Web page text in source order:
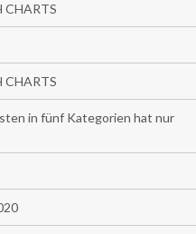
CHARTS
CHARTS
in fünf Kategorien hat nur